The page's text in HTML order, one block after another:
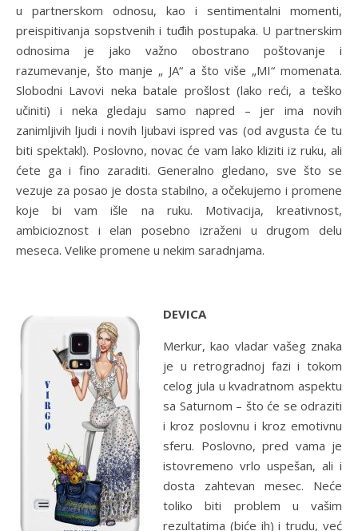
u partnerskom odnosu, kao i sentimentalni momenti,
preispitivanja sopstvenih i tuđih postupaka. U partnerskim
odnosima je jako važno obostrano poštovanje i
razumevanje, što manje „ JA“ a što više „MI“ momenata.
Slobodni Lavovi neka batale prošlost (lako reći, a teško
učiniti) i neka gledaju samo napred – jer ima novih
zanimljivih ljudi i novih ljubavi ispred vas (od avgusta će tu
biti spektakl). Poslovno, novac će vam lako kliziti iz ruku, ali
ćete ga i fino zaraditi. Generalno gledano, sve što se
vezuje za posao je dosta stabilno, a očekujemo i promene
koje bi vam išle na ruku. Motivacija, kreativnost,
ambicioznost i elan posebno izraženi u drugom delu
meseca. Velike promene u nekim saradnjama.
DEVICA
Merkur, kao vladar vašeg znaka
je u retrogradnoj fazi i tokom
celog jula u kvadratnom aspektu
sa Saturnom – što će se odraziti
i kroz poslovnu i kroz emotivnu
sferu. Poslovno, pred vama je
istovremeno vrlo uspešan, ali i
dosta zahtevan mesec. Neće
toliko biti problem u vašim
rezultatima (biće ih) i trudu, već